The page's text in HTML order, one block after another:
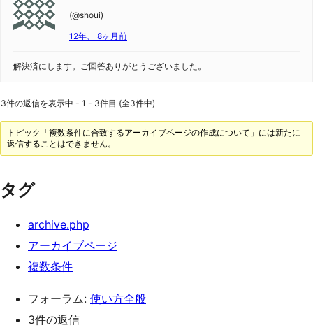
(@shoui)
12年、 8ヶ月前
解決済にします。ご回答ありがとうございました。
3件の返信を表示中 - 1 - 3件目 (全3件中)
トピック「複数条件に合致するアーカイブページの作成について」には新たに
返信することはできません。
タグ
archive.php
アーカイブページ
複数条件
フォーラム: 使い方全般
3件の返信